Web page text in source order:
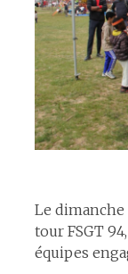
Le
tour FSGT
équipes